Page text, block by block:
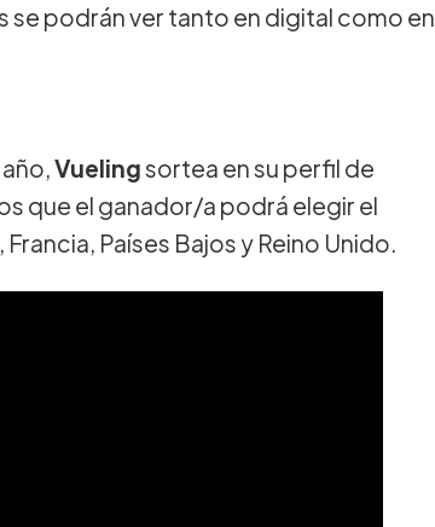
podrán ver tanto en digital como en
Vuelingsortea en su perfil de
que el ganador/a podrá elegir el
Países Bajos y Reino Unido.